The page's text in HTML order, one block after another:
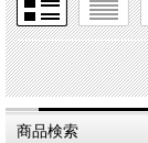
商品検索